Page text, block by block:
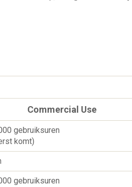
Commercial Use
gebruiksuren
komt)
gebruiksuren